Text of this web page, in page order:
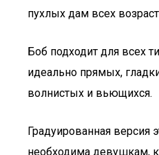
пухлых дам всех
Боб подходит для всех
идеально прямых,
волнистых и вьющихся.
Градуированная версия
необходима девушкам,